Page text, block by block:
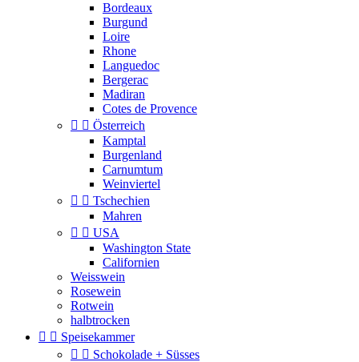
Bordeaux
Burgund
Loire
Rhone
Languedoc
Bergerac
Madiran
Cotes de Provence
  Österreich
Kamptal
Burgenland
Carnumtum
Weinviertel
  Tschechien
Mahren
  USA
Washington State
Californien
Weisswein
Rosewein
Rotwein
halbtrocken
  Speisekammer
  Schokolade + Süsses